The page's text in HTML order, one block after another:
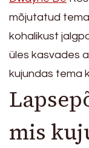
mõjutatud
kohalikust
üles kasvades
kujundas tema
mis